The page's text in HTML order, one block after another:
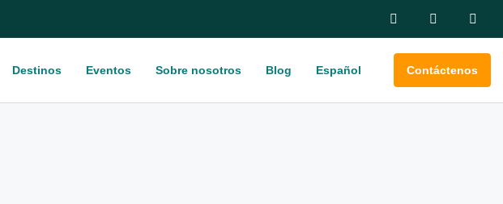
Destinos Eventos Sobre nosotros Blog Español Contáctenos